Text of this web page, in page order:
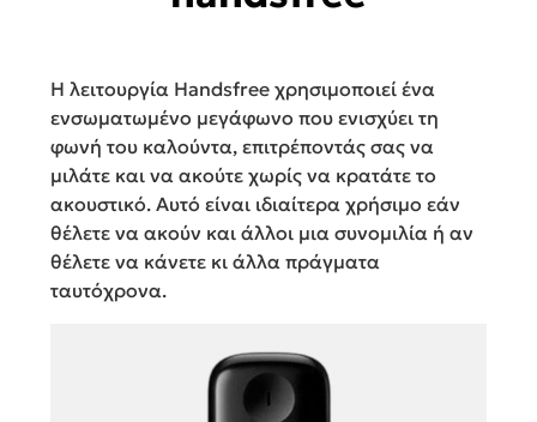
Η λειτουργία Handsfree χρησιμοποιεί ένα
ενσωματωμένο μεγάφωνο που ενισχύει τη
φωνή του καλούντα, επιτρέποντάς σας να
μιλάτε και να ακούτε χωρίς να κρατάτε το
ακουστικό. Αυτό είναι ιδιαίτερα χρήσιμο εάν
θέλετε να ακούν και άλλοι μια συνομιλία ή αν
θέλετε να κάνετε κι άλλα πράγματα
ταυτόχρονα.